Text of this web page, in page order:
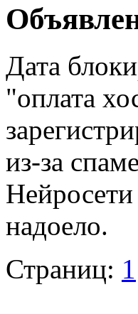
Дата
"оплата
из-за
Нейросети
надоело.
Страниц: 1